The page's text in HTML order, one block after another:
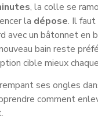
, la colle se
la dépose. Il
avec un bâtonnet en
bain reste
cible mieux